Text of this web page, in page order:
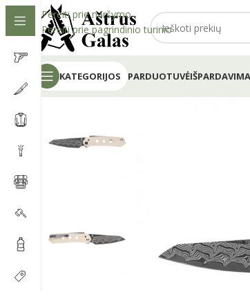
Pereiti prie naršymo
Pereiti prie pagrindinio turinio
KATEGORIJOS PARDUOTUVĖ